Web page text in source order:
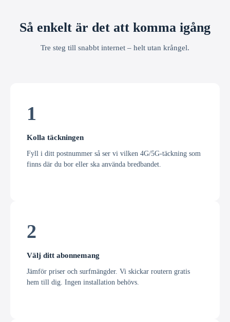
Så enkelt är det att komma igång
Tre steg till snabbt internet – helt utan krångel.
1
Kolla täckningen
Fyll i ditt postnummer så ser vi vilken 4G/5G-täckning som
finns där du bor eller ska använda bredbandet.
2
Välj ditt abonnemang
Jämför priser och surfmängder. Vi skickar routern gratis
hem till dig. Ingen installation behövs.